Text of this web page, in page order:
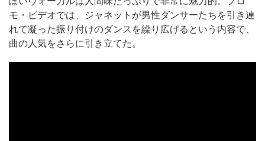
モ・ビデオでは、ジャネットが男性ダンサーたちを引き連
れて凝った振り付けのダンスを繰り広げるという内容で、
曲の人気をさらに引き立てた。